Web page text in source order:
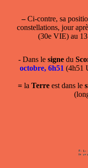
–Ci-contre, sa
constellations, jour
(30e VIE) au
- Dans le signe du
octobre, 6h51 (4h51
=la Terreest dans le